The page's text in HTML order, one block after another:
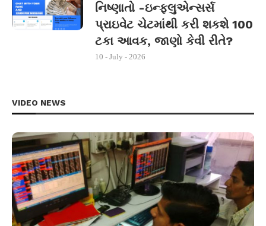
નિષ્ણાતો -ઇન્ફ્લુએન્સર્સ
પ્રાઇવેટ ચેટમાંથી કરી શકશે 100
ટકા આવક, જાણો કેવી રીતે?
10 - July - 2026
VIDEO NEWS